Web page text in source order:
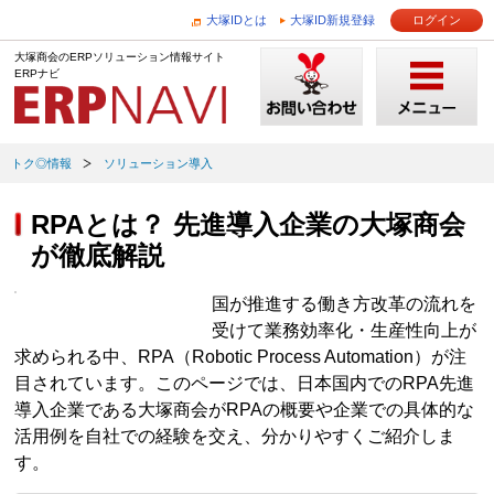
大塚IDとは 大塚ID新規登録 ログイン
大塚商会のERPソリューション情報サイト
ERPナビ
トク◎情報 ソリューション導入
RPAとは？ 先進導入企業の大塚商会
が徹底解説
国が推進する働き方改革の流れを
受けて業務効率化・生産性向上が
求められる中、RPA（Robotic Process Automation）が注
目されています。このページでは、日本国内でのRPA先進
導入企業である大塚商会がRPAの概要や企業での具体的な
活用例を自社での経験を交え、分かりやすくご紹介しま
す。